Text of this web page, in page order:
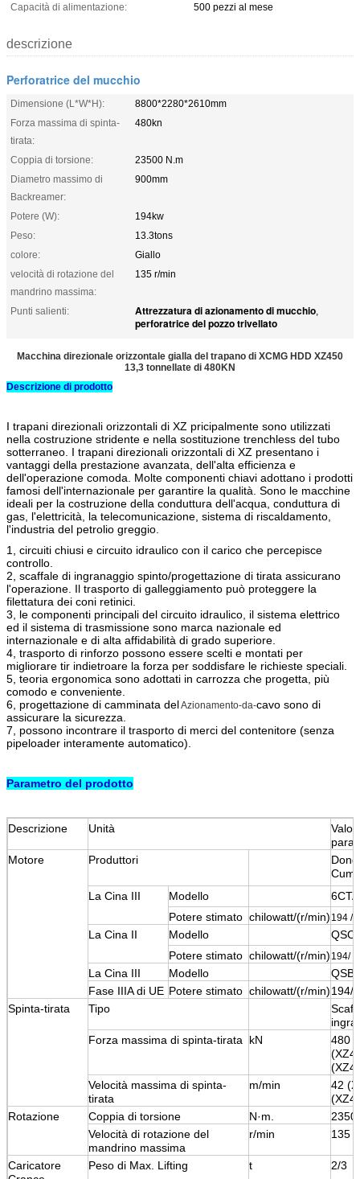
Capacità di alimentazione:
500 pezzi al mese
descrizione
Perforatrice del mucchio
Dimensione (L*W*H):
8800*2280*2610mm
Forza massima di spinta-
tirata:
480kn
Coppia di torsione:
23500 N.m
Diametro massimo di
Backreamer:
900mm
Potere (W):
194kw
Peso:
13.3tons
colore:
Giallo
velocità di rotazione del
mandrino massima:
135 r/min
Punti salienti: Attrezzatura di azionamento di mucchio,
perforatrice del pozzo trivellato
Macchina direzionale orizzontale gialla del trapano di XCMG HDD XZ450
13,3 tonnellate di 480KN
Descrizione di prodotto
I trapani direzionali orizzontali di XZ pricipalmente sono utilizzati
nella costruzione stridente e nella sostituzione trenchless del tubo
sotterraneo. I trapani direzionali orizzontali di XZ presentano i
vantaggi della prestazione avanzata, dell'alta efficienza e
dell'operazione comoda. Molte componenti chiavi adottano i prodotti
famosi dell'internazionale per garantire la qualità. Sono le macchine
ideali per la costruzione della conduttura dell'acqua, conduttura di
gas, l'elettricità, la telecomunicazione, sistema di riscaldamento,
l'industria del petrolio greggio.
1, circuiti chiusi e circuito idraulico con il carico che percepisce
controllo.
2, scaffale di ingranaggio spinto/progettazione di tirata assicurano
l'operazione. Il trasporto di galleggiamento può proteggere la
filettatura dei coni retinici.
3, le componenti principali del circuito idraulico, il sistema elettrico
ed il sistema di trasmissione sono marca nazionale ed
internazionale e di alta affidabilità di grado superiore.
4, trasporto di rinforzo possono essere scelti e montati per
migliorare tir indietroare la forza per soddisfare le richieste speciali.
5, teoria ergonomica sono adottati in carrozza che progetta, più
comodo e conveniente.
6, progettazione di camminata delAzionamento-da-cavo sono di
assicurare la sicurezza.
7, possono incontrare il trasporto di merci del contenitore (senza
pipeloader interamente automatico).
Parametro del prodotto
Descrizione Unità
Motore
Produttori
La Cina III
Modello
Potere stimato chilowatt/(r/min) 194 /
La Cina II
Modello
Potere stimato chilowatt/(r/min) 194/
La Cina III
Modello
Fase IIIA di UE Potere stimato chilowatt/(r/min)194/
Spinta-tirata
Tipo
Forza massima di spinta-tirata
kN
480
Velocità massima di spinta-
tirata
m/min
42
Rotazione
Coppia di torsione N·m.
Velocità di rotazione del
mandrino massima
r/min 135
Caricatore
Peso di Max. Lifting t 2/3